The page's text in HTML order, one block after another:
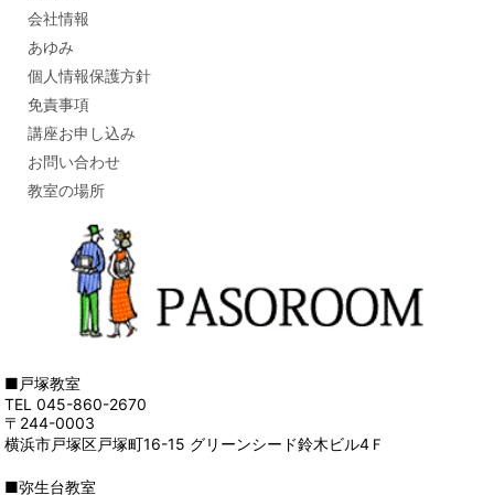
会社情報
あゆみ
個人情報保護方針
免責事項
講座お申し込み
お問い合わせ
教室の場所
■戸塚教室
TEL 045-860-2670
〒244-0003
横浜市戸塚区戸塚町16-15 グリーンシード鈴木ビル4Ｆ
■弥生台教室